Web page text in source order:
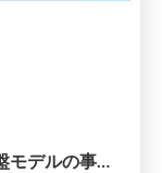
⾃⼰教師あり学習によるビジョン基盤モデルの事前学習